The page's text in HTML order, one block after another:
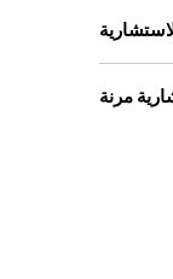
مرنة